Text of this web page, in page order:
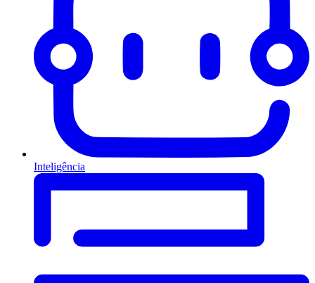
Inteligência